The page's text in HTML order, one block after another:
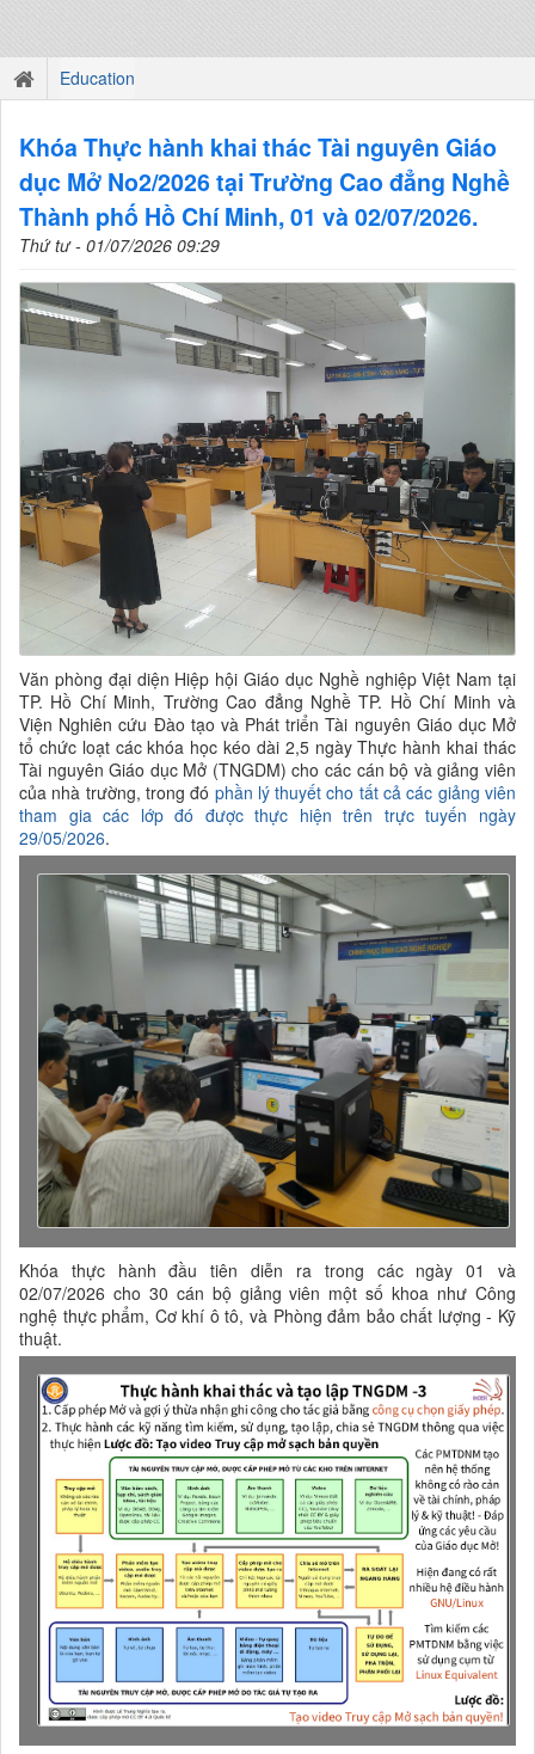
Education
Khóa Thực hành khai thác Tài nguyên Giáo
dục Mở No2/2026 tại Trường Cao đẳng Nghề
Thành phố Hồ Chí Minh, 01 và 02/07/2026.
Thứ tư - 01/07/2026 09:29
Văn phòng đại diện Hiệp hội Giáo dục Nghề nghiệp Việt Nam tại
TP. Hồ Chí Minh, Trường Cao đẳng Nghề TP. Hồ Chí Minh và
Viện Nghiên cứu Đào tạo và Phát triển Tài nguyên Giáo dục Mở
tổ chức loạt các khóa học kéo dài 2,5 ngày Thực hành khai thác
Tài nguyên Giáo dục Mở (TNGDM) cho các cán bộ và giảng viên
của nhà trường, trong đó phần lý thuyết cho tất cả các giảng viên
tham gia các lớp đó được thực hiện trên trực tuyến ngày
29/05/2026.
Khóa thực hành đầu tiên diễn ra trong các ngày 01 và
02/07/2026 cho 30 cán bộ giảng viên một số khoa như Công
nghệ thực phẩm, Cơ khí ô tô, và Phòng đảm bảo chất lượng - Kỹ
thuật.